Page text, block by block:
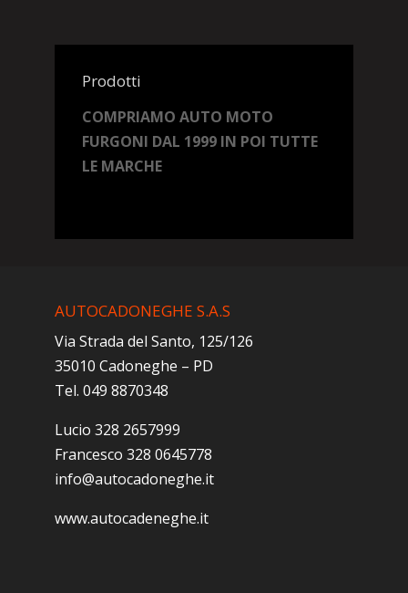
Prodotti
COMPRIAMO AUTO MOTO
FURGONI DAL 1999 IN POI TUTTE
LE MARCHE
AUTOCADONEGHE S.A.S
Via Strada del Santo, 125/126
35010 Cadoneghe – PD
Tel. 049 8870348
Lucio 328 2657999
Francesco 328 0645778
info@autocadoneghe.it
www.autocadeneghe.it